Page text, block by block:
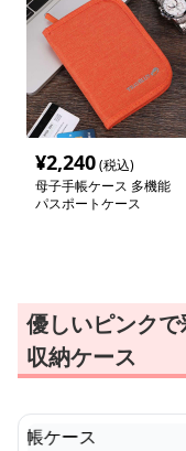
¥2,240(税込)
母子手帳ケース 多機能
パスポートケース
優しいピンク
収納ケース